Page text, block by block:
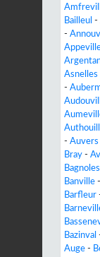
Bailleul -
-
Asnelles
-
- Auvers
Bray -
Banville -
Barfleur
Bazinval
Auge -